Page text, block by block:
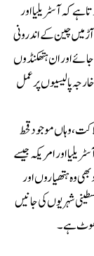
ہے کہ آسٹریلیا اور
میں چین کے اندرونی
اور ان ہتھکنڈوں
پالیسیوں پر عمل
شہریوں کی ہلاکت ،وہاں موجود قحط
اور امریکہ جیسے
وہ ہتھیاروں اور
شہریوں کی جانیں
جھوٹ ہے۔